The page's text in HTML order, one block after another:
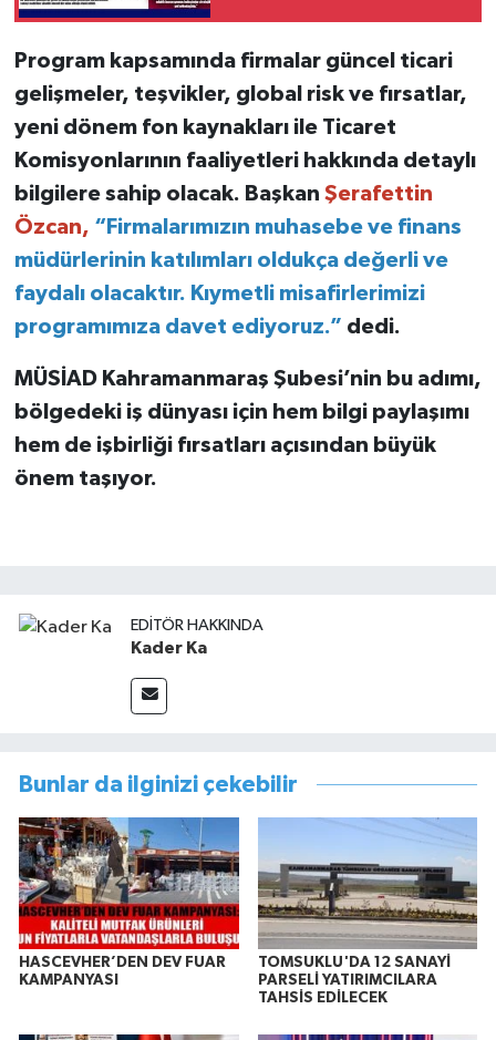
Program kapsamında firmalar güncel ticari
gelişmeler, teşvikler, global risk ve fırsatlar,
yeni dönem fon kaynakları ile Ticaret
Komisyonlarının faaliyetleri hakkında detaylı
bilgilere sahip olacak. Başkan Şerafettin
Özcan, “Firmalarımızın muhasebe ve finans
müdürlerinin katılımları oldukça değerli ve
faydalı olacaktır. Kıymetli misafirlerimizi
programımıza davet ediyoruz.” dedi.
MÜSİAD Kahramanmaraş Şubesi’nin bu adımı,
bölgedeki iş dünyası için hem bilgi paylaşımı
hem de işbirliği fırsatları açısından büyük
önem taşıyor.
EDITÖR HAKKINDA
Kader Ka
Bunlar da ilginizi çekebilir
HASCEVHER’DEN DEV FUAR
KAMPANYASI
TOMSUKLU'DA 12 SANAYİ
PARSELİ YATIRIMCILARA
TAHSİS EDİLECEK